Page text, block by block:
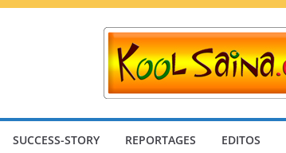
SUCCESS-STORY REPORTAGES EDITOS